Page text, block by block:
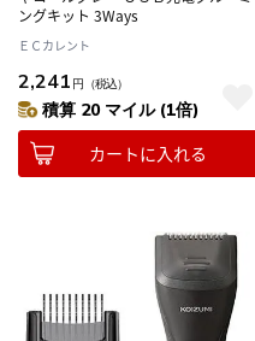
ングキット 3Ways
ＥＣカレント
2,241 円 （税込）
積算 20 マイル (1倍)
カートに入れる